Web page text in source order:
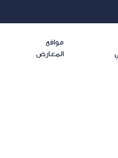
مواقع
المعارض